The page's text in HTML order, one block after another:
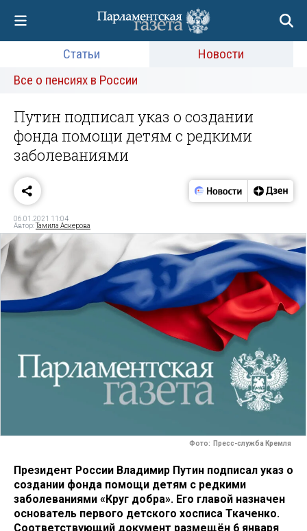
Статьи
Новости
Все о пенсиях в России
Путин подписал указ о создании
фонда помощи детям с редкими
заболеваниями
06.01.2021 11:04
Автор:Тамила Аскерова
Фото: Пресс-служба Кремля
Президент России Владимир Путин подписал указ о
создании фонда помощи детям с редкими
заболеваниями «Круг добра». Его главой назначен
основатель первого детского хосписа Ткаченко.
Соответствующий документ размещён 6 января